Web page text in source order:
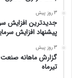
3 روز پیش
پیشنهاد افزایش سرمایه ۲ نماد
3 روز پیش
تیرماه